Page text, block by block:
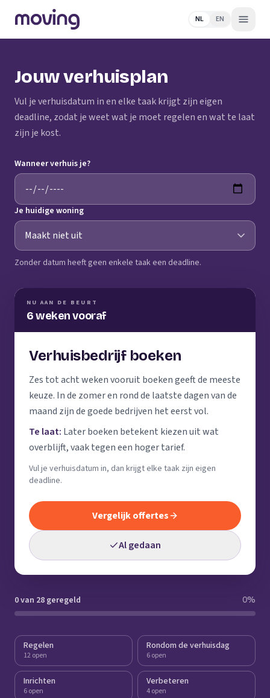
NL EN
Jouw verhuisplan
Vul je verhuisdatum in en elke taak krijgt zijn eigen
deadline, zodat je weet wat je moet regelen en wat te laat
zijn je kost.
Wanneer verhuis je?
Je huidige woning
Zonder datum heeft geen enkele taak een deadline.
NU AAN DE BEURT
6 weken vooraf
Verhuisbedrijf boeken
Zes tot acht weken vooruit boeken geeft de meeste
keuze. In de zomer en rond de laatste dagen van de
maand zijn de goede bedrijven het eerst vol.
Te laat: Later boeken betekent kiezen uit wat
overblijft, vaak tegen een hoger tarief.
Vul je verhuisdatum in, dan krijgt elke taak zijn eigen
deadline.
Vergelijk offertes
Al gedaan
0 van 28 geregeld 0%
Regelen
12 open
Rondom de verhuisdag
6 open
Inrichten
6 open
Verbeteren
4 open